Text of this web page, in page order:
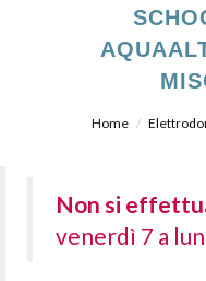
Home
Non si
venerdì 7 a